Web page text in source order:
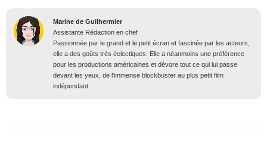
Marine de Guilhermier
Assistante Rédaction en chef
Passionnée par le grand et le petit écran et fascinée par les acteurs,
elle a des goûts très éclectiques. Elle a néanmoins une préférence
pour les productions américaines et dévore tout ce qui lui passe
devant les yeux, de l'immense blockbuster au plus petit film
indépendant.